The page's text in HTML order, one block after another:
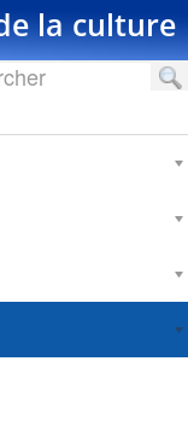
la culture